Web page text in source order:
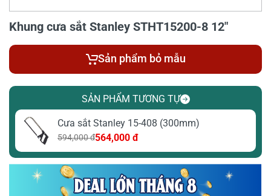
Khung cưa sắt Stanley STHT15200-8 12"
Sản phẩm bỏ mẫu
SẢN PHẨM TƯƠNG TỰ
Cưa sắt Stanley 15-408 (300mm)
594,000 đ564,000 đ